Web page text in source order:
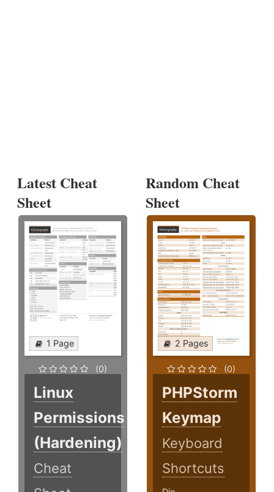
Latest Cheat
Sheet
1 Page
(0)
Linux
Permissions
(Hardening)
Cheat
Random Cheat
Sheet
2 Pages
(0)
PHPStorm
Keymap
Keyboard
Shortcuts